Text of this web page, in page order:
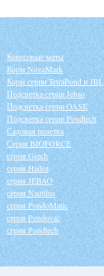
Кокосовые маты
Корм NovaMark
Корм серии TetraPond и JBL
Подсветка серии Jebao
Подсветка серии OASE
Подсветка серии Pondtech
Садовая розетка
Серия BIOFORCE
серия Grech
серия Hailea
серия JEBAO
серия Nautilus
серия PondoMatic
серия Pondovac
серия Pondtech